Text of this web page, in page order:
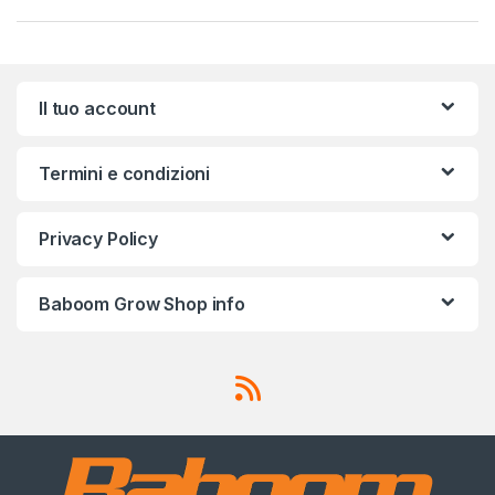
Il tuo account
Termini e condizioni
Privacy Policy
Baboom Grow Shop info